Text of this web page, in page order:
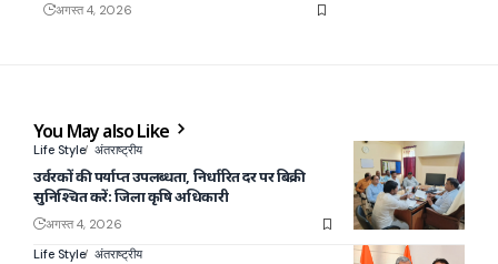
अगस्त 4, 2026
You May also Like
Life Style अंतराष्ट्रीय
उर्वरकों की पर्याप्त उपलब्धता, निर्धारित दर पर बिक्री
सुनिश्चित करें: जिला कृषि अधिकारी
अगस्त 4, 2026
Life Style अंतराष्ट्रीय